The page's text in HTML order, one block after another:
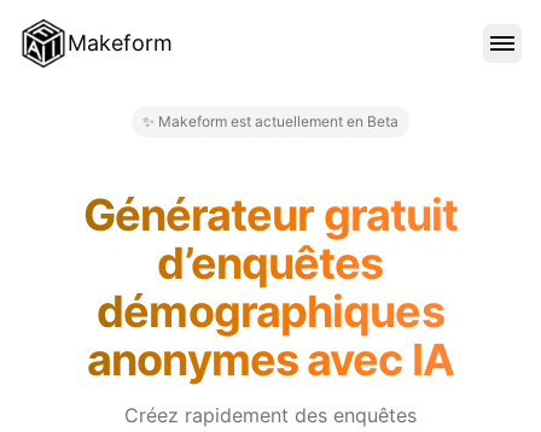
Makeform
TARIFS
✨ Makeform est actuellement en Beta
Générateur gratuit
d’enquêtes
démographiques
anonymes avec IA
Créez rapidement des enquêtes